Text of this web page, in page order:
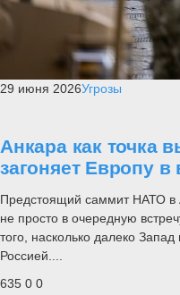
29 июня 2026Угрозы
Анкара как точка
загоняет Европу
Предстоящий саммит НАТО в
не просто в очередную
того, насколько далеко Запад
Россией....
635 0 0